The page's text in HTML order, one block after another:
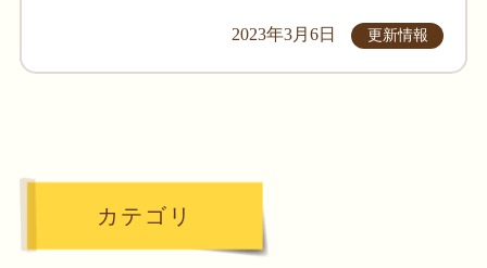
2023年3月6日 更新情報
カテゴリ